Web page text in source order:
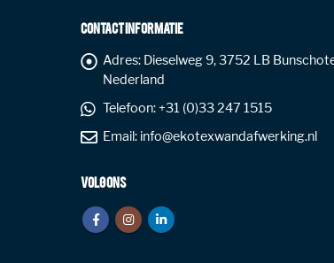
CONTACT INFORMATIE
Adres: Dieselweg 9, 3752 LB
Nederland
Telefoon: +31 (0)33 247 1515
Email: info@ekotexwandafwerking.nl
VOLG ONS